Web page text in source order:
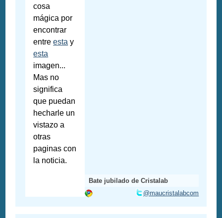
cosa
mágica por
encontrar
entreesta y
esta
imagen...
Mas no
significa
que puedan
hecharle un
vistazo a
otras
paginas con
la noticia.
Bate jubilado de Cristalab
@maucristalabcom